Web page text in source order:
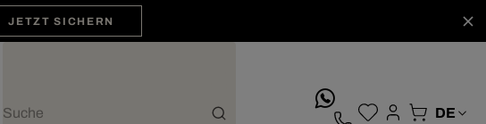
JETZT SICHERN